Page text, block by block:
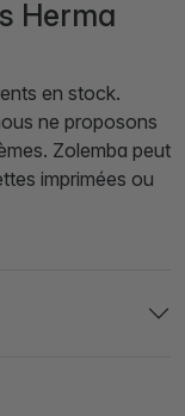
Herma
en stock.
ne proposons
Zolemba peut
imprimées ou